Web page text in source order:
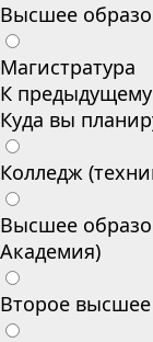
Высшее
Магистратура
К
Куда вы
Колледж
Высшее
Академия)
Второе высшее